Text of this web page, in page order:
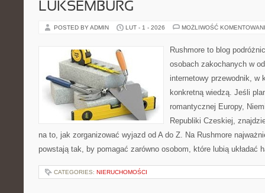
LUKSEMBURG
POSTED BY ADMIN LUT - 1 - 2026 MOŻLIWOŚĆ
Rushmore to blog
osobach zakochanych w
internetowy przewodnik, w
konkretną wiedzą. Jeśli
romantycznej Europy,
Republiki Czeskiej,
na to, jak zorganizować wyjazd od A do Z. Na Rushmore
powstają tak, by pomagać zarówno osobom, które lubią układać
CATEGORIES: NIERUCHOMOŚCI